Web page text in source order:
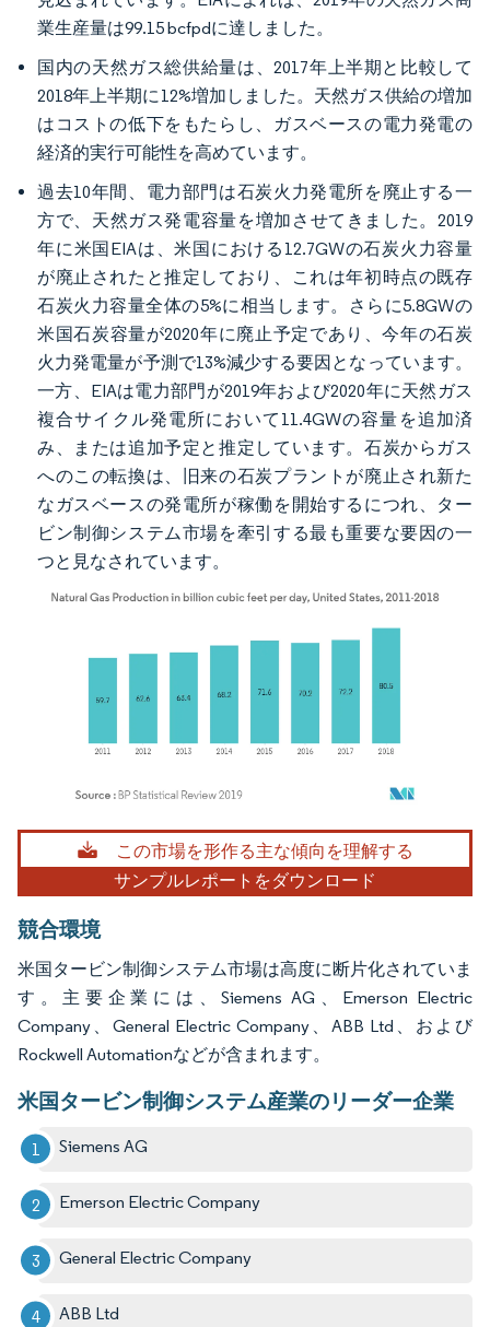
業生産量は99.15 bcfpdに達しました。
国内の天然ガス総供給量は、2017年上半期と比較して
2018年上半期に12%増加しました。天然ガス供給の増加
はコストの低下をもたらし、ガスベースの電力発電の
経済的実行可能性を高めています。
過去10年間、電力部門は石炭火力発電所を廃止する一
方で、天然ガス発電容量を増加させてきました。2019
年に米国EIAは、米国における12.7GWの石炭火力容量
が廃止されたと推定しており、これは年初時点の既存
石炭火力容量全体の5%に相当します。さらに5.8GWの
米国石炭容量が2020年に廃止予定であり、今年の石炭
火力発電量が予測で13%減少する要因となっています。
一方、EIAは電力部門が2019年および2020年に天然ガス
複合サイクル発電所において11.4GWの容量を追加済
み、または追加予定と推定しています。石炭からガス
へのこの転換は、旧来の石炭プラントが廃止され新た
なガスベースの発電所が稼働を開始するにつれ、ター
ビン制御システム市場を牽引する最も重要な要因の一
つと見なされています。
画像 © Mordor Intelligence。再利用にはCC BY 4.0の表示が必要です。
この市場を形作る主な傾向を理解する
サンプルレポートをダウンロード
競合環境
米国タービン制御システム市場は高度に断片化されていま
す。主要企業には、Siemens AG、Emerson Electric
Company、General Electric Company、ABB Ltd、および
Rockwell Automationなどが含まれます。
米国タービン制御システム産業のリーダー企業
Siemens AG
Emerson Electric Company
General Electric Company
ABB Ltd